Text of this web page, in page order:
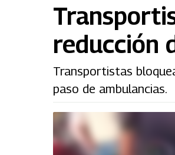
reducción
Transportistas
paso de ambulancias.